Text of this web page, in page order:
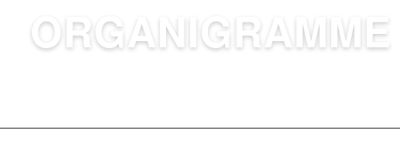
ORGANIGRAMME